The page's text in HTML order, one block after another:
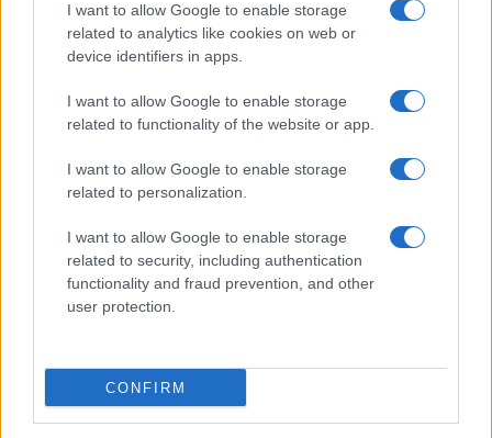
I want to allow Google to enable storage
related to analytics like cookies on web or
device identifiers in apps.
I want to allow Google to enable storage
related to functionality of the website or app.
I want to allow Google to enable storage
related to personalization.
I want to allow Google to enable storage
related to security, including authentication
functionality and fraud prevention, and other
user protection.
CONFIRM
mondandója van.
A DBU Magyarország egyetlen hivatásos, német nyelven
feladatának a német nyelv ápolását és a magyarországi
németség kulturális értékeinek megőrzését tekinti, emellett
a német kisebbség és a magyar lakosság közötti kulturális
párbeszéd fóruma is.
Erőforrások Minisztériuma 200 millió forinttal, az MNOÖ 14
millió forinttal támogatta. A munkák során megújult az